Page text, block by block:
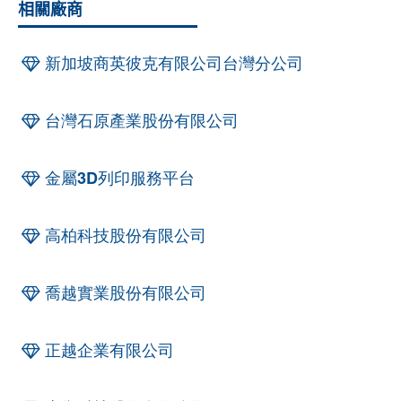
相關廠商
新加坡商英彼克有限公司台灣分公司
台灣石原產業股份有限公司
金屬3D列印服務平台
高柏科技股份有限公司
喬越實業股份有限公司
正越企業有限公司